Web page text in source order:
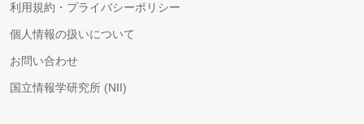
利用規約・プライバシーポリシー
個人情報の扱いについて
お問い合わせ
国立情報学研究所 (NII)